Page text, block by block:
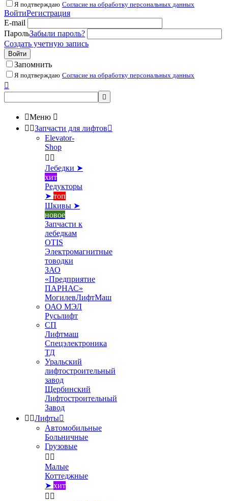
Я подтверждаю Согласие на обработку персональных данных
ВойтиРегистрация
E-mail
ПарольЗабыли пароль?
Создать учетную запись
Войти
Запомнить
Я подтверждаю Согласие на обработку персональных данных


Меню 
 Запчасти для лифтов
Elevator-
Shop
 
Лебедки ➤
хит
Редукторы
➤ топ
Шкивы ➤
новое
Запчасти к
лебедкам
OTIS
Электромагнитные
товодки
ЗАО
«Предприятие
ПАРНАС»
МогилевЛифтМаш
ОАО МЭЛ
Русьлифт
СП
Лифтмаш
Спецэлектроника
ТД
Уральский
лифтостроительный
завод
Щербинский
Лифтостроительный
Завод
 Лифты
Автомобильные
Больничные
Грузовые
 
Малые
Коттеджные
➤ хит
 